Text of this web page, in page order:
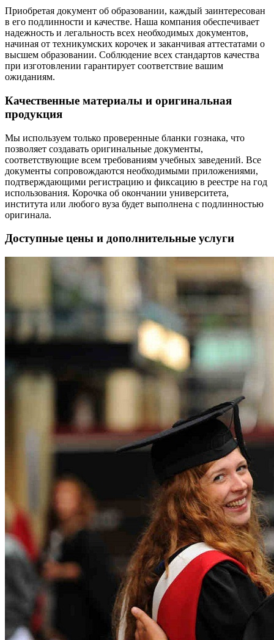
Приобретая документ об образовании, каждый заинтересован
в его подлинности и качестве. Наша компания обеспечивает
надежность и легальность всех необходимых документов,
начиная от техникумских корочек и заканчивая аттестатами о
высшем образовании. Соблюдение всех стандартов качества
при изготовлении гарантирует соответствие вашим
ожиданиям.
Качественные материалы и оригинальная
продукция
Мы используем только проверенные бланки гознака, что
позволяет создавать оригинальные документы,
соответствующие всем требованиям учебных заведений. Все
документы сопровождаются необходимыми приложениями,
подтверждающими регистрацию и фиксацию в реестре на год
использования. Корочка об окончании университета,
института или любого вуза будет выполнена с подлинностью
оригинала.
Доступные цены и дополнительные услуги